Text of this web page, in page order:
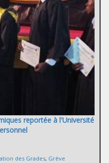
reportée à l'Université
des Grades, Grève